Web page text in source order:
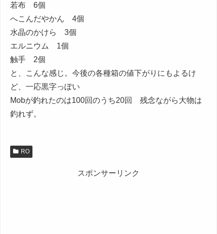
若布 6個
へこんだやかん 4個
水晶のかけら 3個
エルニウム 1個
触手 2個
と、こんな感じ。今後の各種箱の値下がりにもよるけ
ど、一応黒字っぽい
Mobが釣れたのは100回のうち20回 残念ながら大物は
釣れず。
RO
スポンサーリンク